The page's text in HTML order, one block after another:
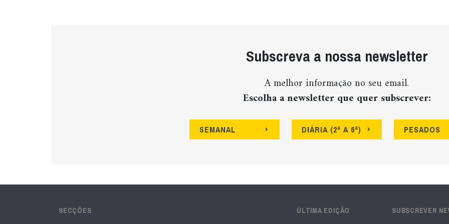
Subscreva a nossa newsletter
A melhor informação no seu email.
Escolha a newsletter que quer subscrever:
SEMANAL DIÁRIA (2ª A 6ª) PESADOS
SECÇÕES ÚLTIMA EDIÇÃO SUBSCREVER